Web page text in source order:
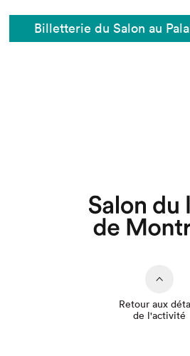
Billetterie du Salon au
Retour aux
de l'activité